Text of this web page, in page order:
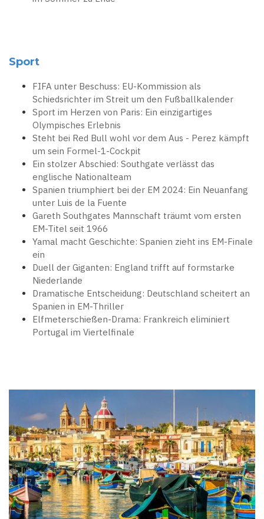
Sport
FIFA unter Beschuss: EU-Kommission als
Schiedsrichter im Streit um den Fußballkalender
Sport im Herzen von Paris: Ein einzigartiges
Olympisches Erlebnis
Steht bei Red Bull wohl vor dem Aus - Perez kämpft
um sein Formel-1-Cockpit
Ein stolzer Abschied: Southgate verlässt das
englische Nationalteam
Spanien triumphiert bei der EM 2024: Ein Neuanfang
unter Luis de la Fuente
Gareth Southgates Mannschaft träumt vom ersten
EM-Titel seit 1966
Yamal macht Geschichte: Spanien zieht ins EM-Finale
ein
Duell der Giganten: England trifft auf formstarke
Niederlande
Dramatische Entscheidung: Deutschland scheitert an
Spanien in EM-Thriller
Elfmeterschießen-Drama: Frankreich eliminiert
Portugal im Viertelfinale